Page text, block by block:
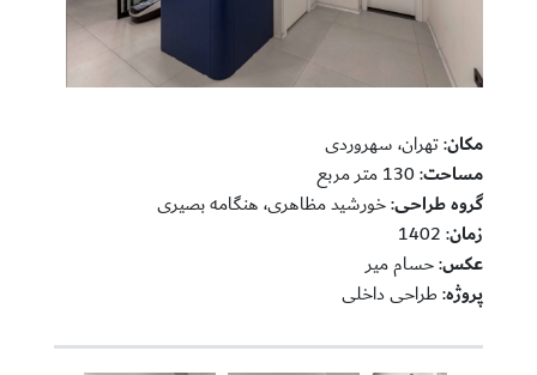
مکان: تهران، سهروردی
مساحت: 130 متر مربع
گروه طراحی: خورشید مظاهری، هنگامه بصیری
زمان: 1402
عکس: حسام میر
پروژه: طراحی داخلی